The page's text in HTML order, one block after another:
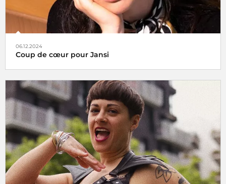
06.12.2024
Coup de cœur pour Jansi
Le choix de Jansi